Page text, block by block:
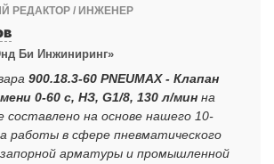
РЕДАКТОР / ИНЖЕНЕР
Би Инжиниринг»
900.18.3-60 PNEUMAX - Клапан
0-60 с, НЗ, G1/8, 130 л/мин на
составлено на основе нашего 10-
работы в сфере пневматического
запорной арматуры и промышленной